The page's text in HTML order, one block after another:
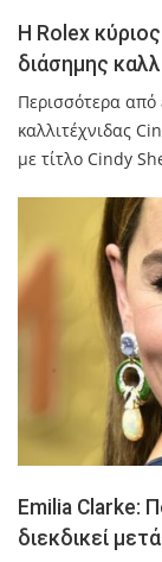
Η Rolex
διάσημης
Περισσότερα από
καλλιτέχνιδας
με τίτλο Cindy
Emilia Clarke:
διεκδικεί